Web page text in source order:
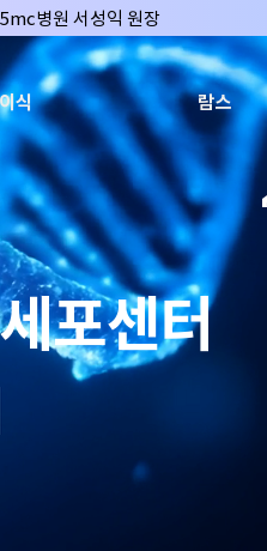
지방흡입 특화 병원🏆
급' 지방흡입 병원🏆
99.9% 최고치 달성🏆
케이스 370,884건🏆
집도의 4관왕!! (2026년 7월 기
병원 정원주 원장
성훈 부병원장(4개월 연속)
병원 서성익 원장(3년 연속)
병원 서성익 원장
지방흡입 특화 병원🏆
급' 지방흡입 병원🏆
99.9% 최고치 달성🏆
케이스 370,884건🏆
식 람스
포센터